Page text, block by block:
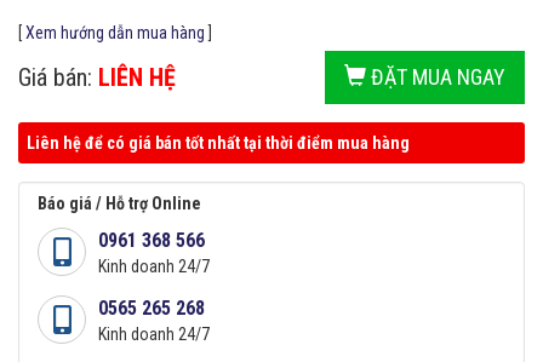
[Xem hướng dẫn mua hàng
Giá bán: LIÊN HỆ ĐẶT MUA NGAY
Liên hệ để có giá bán tốt nhất tại thời điểm mua hàng
Báo giá / Hỗ trợ Online
0961 368 566
Kinh doanh 24/7
0565 265 268
Kinh doanh 24/7